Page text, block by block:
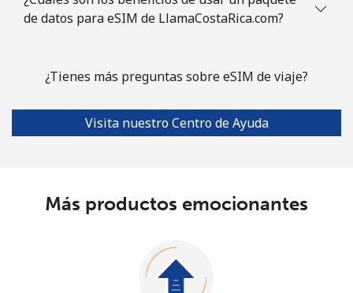
de datos para eSIM de LlamaCostaRica.com?
¿Tienes más preguntas sobre eSIM de viaje?
Visita nuestro Centro de Ayuda
Más productos emocionantes